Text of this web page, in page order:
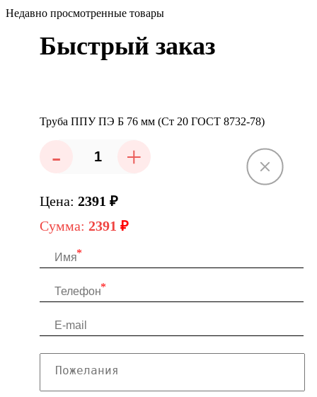
Недавно просмотренные товары
Быстрый заказ
Труба ППУ ПЭ Б 76 мм (Ст 20 ГОСТ 8732-78)
- +
Цена: 2391 ₽
Сумма: 2391 ₽